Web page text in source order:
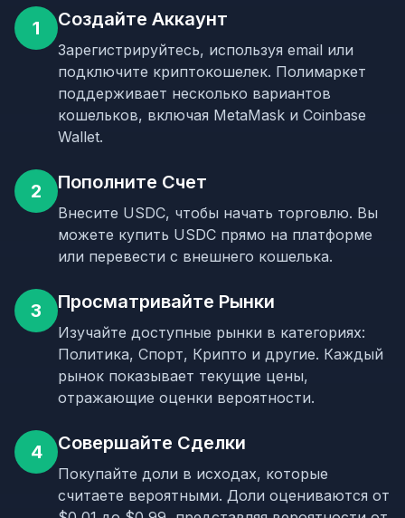
1 Создайте Аккаунт
Зарегистрируйтесь, используя email или
подключите криптокошелек. Полимаркет
поддерживает несколько вариантов
кошельков, включая MetaMask и Coinbase
Wallet.
2 Пополните Счет
Внесите USDC, чтобы начать торговлю. Вы
можете купить USDC прямо на платформе
или перевести с внешнего кошелька.
3 Просматривайте Рынки
Изучайте доступные рынки в категориях:
Политика, Спорт, Крипто и другие. Каждый
рынок показывает текущие цены,
отражающие оценки вероятности.
4 Совершайте Сделки
Покупайте доли в исходах, которые
считаете вероятными. Доли оцениваются от